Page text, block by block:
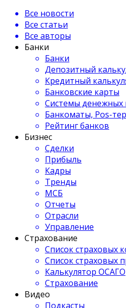
Все новости
Все статьи
Все авторы
Банки
Банки
Депозитный
Кредитный
Банковские карты
Системы денежных
Банкоматы, Pos-
Рейтинг банков
Бизнес
Сделки
Прибыль
Кадры
Тренды
МСБ
Отчеты
Отрасли
Управление
Страхование
Список страховых
Список страховых
Калькулятор ОСАГО
Страхование
Видео
Подкасты